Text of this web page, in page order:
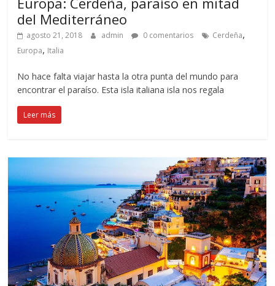
del Mediterráneo
agosto 21, 2018 admin 0 comentarios Cerdeña,
Europa, Italia
No hace falta viajar hasta la otra punta del mundo para
encontrar el paraíso. Esta isla italiana isla nos regala
Leer más